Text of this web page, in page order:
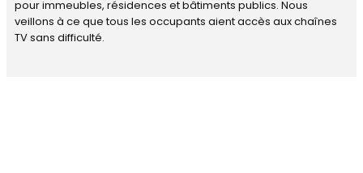
pour immeubles, résidences et bâtiments publics. Nous
veillons à ce que tous les occupants aient accès aux chaînes
TV sans difficulté.